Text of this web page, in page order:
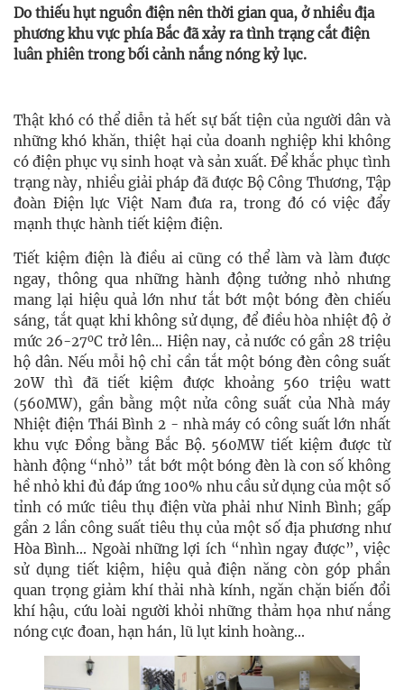
Do thiếu hụt nguồn điện nên thời gian qua, ở nhiều địa
phương khu vực phía Bắc đã xảy ra tình trạng cắt điện
luân phiên trong bối cảnh nắng nóng kỷ lục.
Thật khó có thể diễn tả hết sự bất tiện của người dân và
những khó khăn, thiệt hại của doanh nghiệp khi không
có điện phục vụ sinh hoạt và sản xuất. Để khắc phục tình
trạng này, nhiều giải pháp đã được Bộ Công Thương, Tập
đoàn Điện lực Việt Nam đưa ra, trong đó có việc đẩy
mạnh thực hành tiết kiệm điện.
Tiết kiệm điện là điều ai cũng có thể làm và làm được
ngay, thông qua những hành động tưởng nhỏ nhưng
mang lại hiệu quả lớn như tắt bớt một bóng đèn chiếu
sáng, tắt quạt khi không sử dụng, để điều hòa nhiệt độ ở
mức 26-27oC trở lên... Hiện nay, cả nước có gần 28 triệu
hộ dân. Nếu mỗi hộ chỉ cần tắt một bóng đèn công suất
20W thì đã tiết kiệm được khoảng 560 triệu watt
(560MW), gần bằng một nửa công suất của Nhà máy
Nhiệt điện Thái Bình 2 - nhà máy có công suất lớn nhất
khu vực Đồng bằng Bắc Bộ. 560MW tiết kiệm được từ
hành động “nhỏ” tắt bớt một bóng đèn là con số không
hề nhỏ khi đủ đáp ứng 100% nhu cầu sử dụng của một số
tỉnh có mức tiêu thụ điện vừa phải như Ninh Bình; gấp
gần 2 lần công suất tiêu thụ của một số địa phương như
Hòa Bình... Ngoài những lợi ích “nhìn ngay được”, việc
sử dụng tiết kiệm, hiệu quả điện năng còn góp phần
quan trọng giảm khí thải nhà kính, ngăn chặn biến đổi
khí hậu, cứu loài người khỏi những thảm họa như nắng
nóng cực đoan, hạn hán, lũ lụt kinh hoàng...